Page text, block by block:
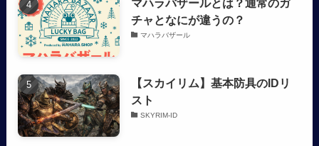
マハラバザールとは？通常のガ
チャとなにが違うの？
マハラバザール
【スカイリム】基本防具のIDリ
スト
SKYRIM-ID